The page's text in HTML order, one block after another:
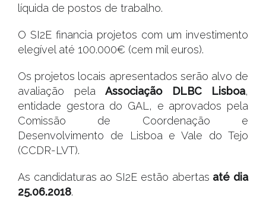
líquida de postos de trabalho.
O SI2E financia projetos com um investimento
elegível até 100.000€ (cem mil euros).
Os projetos locais apresentados serão alvo de
avaliação pela Associação DLBC Lisboa,
entidade gestora do GAL, e aprovados pela
Comissão de Coordenação e
Desenvolvimento de Lisboa e Vale do Tejo
(CCDR-LVT).
As candidaturas ao SI2E estão abertas até dia
25.06.2018.